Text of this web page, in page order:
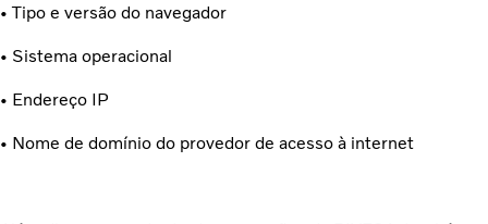
• Tipo e versão do navegador
• Sistema operacional
• Endereço IP
• Nome de domínio do provedor de acesso à internet